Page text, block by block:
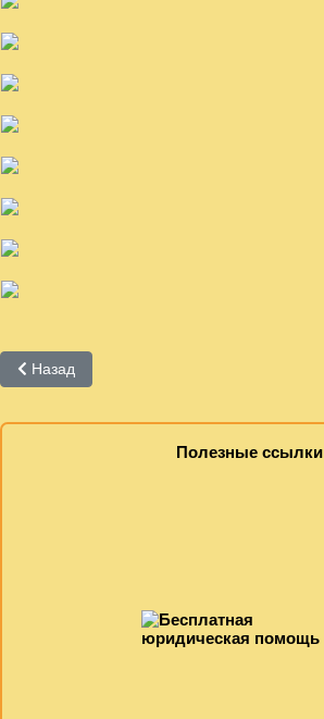
Предыдущий: «Женское лицо Победы»
Назад
Полезные ссылки